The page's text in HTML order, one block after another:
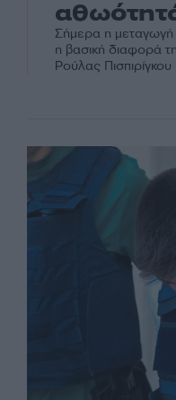
Σήμερα η μεταγωγή
η βασική διαφορά
Ρούλας Πισπιρίγκου